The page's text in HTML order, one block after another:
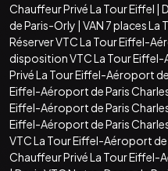
Chauffeur Privé La Tour Eiffel |
de Paris-Orly | VAN 7 places
Réserver VTC La Tour Eiffel-
disposition VTC La Tour
Privé La Tour Eiffel-Aéroport
Eiffel-Aéroport de Paris
Eiffel-Aéroport de Paris
Eiffel-Aéroport de Paris
VTC La Tour Eiffel-Aéroport de
Chauffeur Privé La Tour Eiffel-